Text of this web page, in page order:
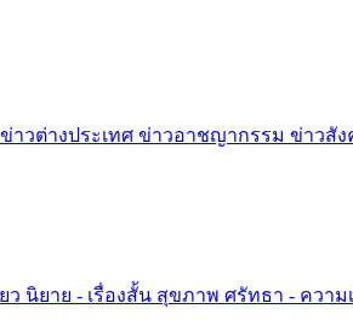
ข่าวต่างประเทศ ข่าวอาชญากรรม ข่าวสัง
ว นิยาย - เรื่องสั้น สุขภาพ ศรัทธา - ความ